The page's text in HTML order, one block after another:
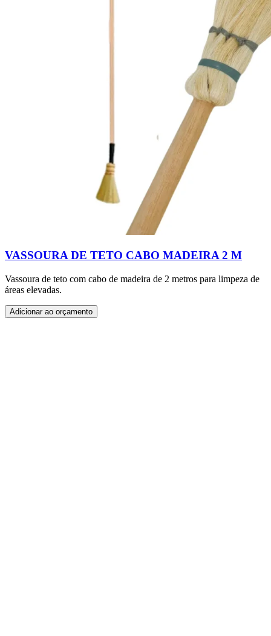
VASSOURA DE TETO CABO MADEIRA 2 M
Vassoura de teto com cabo de madeira de 2 metros para limpeza de
áreas elevadas.
Adicionar ao orçamento